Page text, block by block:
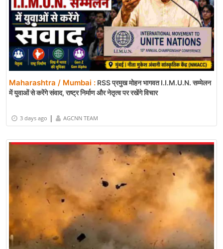
Maharashtra / Mumbai : RSS प्रमुख मोहन भागवत I.I.M.U.N. सम्मेलन
में युवाओं से करेंगे संवाद, राष्ट्र निर्माण और नेतृत्व पर रखेंगे विचार
3 days ago | AGCNN TEAM